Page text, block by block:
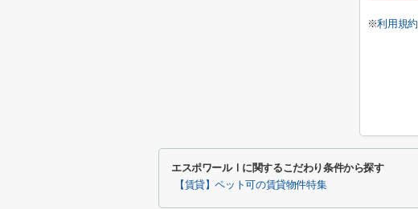
※利用規約
エスポワールⅠに関するこだわり条件から探す
【賃貸】ペット可の賃貸物件特集